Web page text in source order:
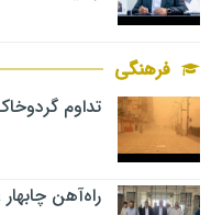
فرهنگی
تداوم
راه‌آهن چابهار &#۸۲۱۱; زاهدان در آستانه